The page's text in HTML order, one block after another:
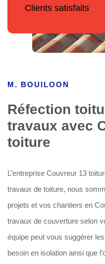
Clients satisfaits
M. BOUILOON
Réfection
travaux avec
toiture
L’entreprise Couvreur 13
travaux de toiture, nous
projets et vos chantiers en
travaux de couverture selon
équipe peut vous suggérer
besoin en isolation ainsi que